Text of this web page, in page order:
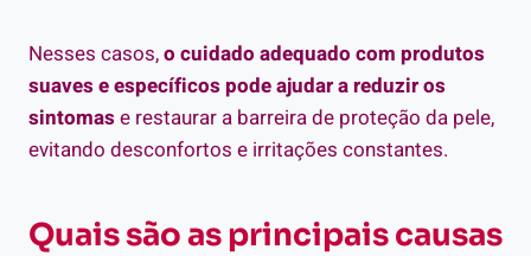
Nesses casos,o cuidado adequado com produtos
suaves e específicos pode ajudar a reduzir os
sintomase restaurar a barreira de proteção da pele,
evitando desconfortos e irritações constantes.
Quais são as principais causas